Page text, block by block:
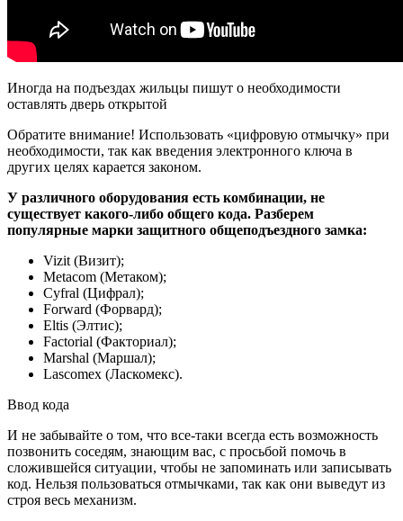
Иногда на подъездах жильцы пишут о необходимости
оставлять дверь открытой
Обратите внимание! Использовать «цифровую отмычку» при
необходимости, так как введения электронного ключа в
других целях карается законом.
У различного оборудования есть комбинации, не
существует какого-либо общего кода. Разберем
популярные марки защитного общеподъездного замка:
Vizit (Визит);
Metacom (Метаком);
Cyfral (Цифрал);
Forward (Форвард);
Eltis (Элтис);
Factorial (Факториал);
Marshal (Маршал);
Lascomex (Ласкомекс).
Ввод кода
И не забывайте о том, что все-таки всегда есть возможность
позвонить соседям, знающим вас, с просьбой помочь в
сложившейся ситуации, чтобы не запоминать или записывать
код. Нельзя пользоваться отмычками, так как они выведут из
строя весь механизм.